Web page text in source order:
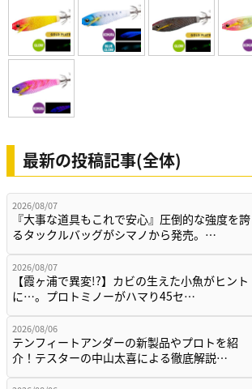
最新の投稿記事(全体)
2026/08/07
『大事な道具もこれで安心』圧倒的な強度を誇
るタックルバッグがシマノから発売。…
2026/08/07
【霞ヶ浦で異変!?】カビの生えた小魚がヒント
に…。プロトミノーがハマり45セ…
2026/08/06
テンフィートアンダーの新製品やプロトを紹
介！テスターの中山太喜による徹底解説…